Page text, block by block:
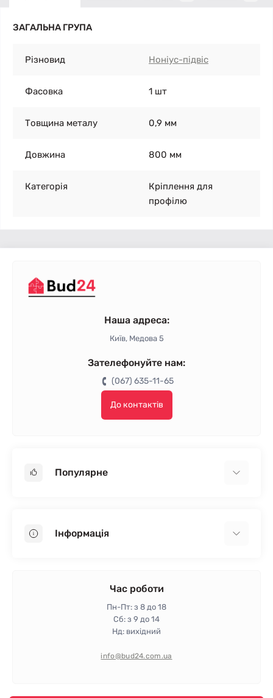
ЗАГАЛЬНА ГРУПА
Різновид Ноніус-підвіс
Фасовка 1 шт
Товщина металу 0,9 мм
Довжина 800 мм
Категорія
Кріплення для
профілю
Наша адреса:
Київ, Медова 5
Зателефонуйте нам:
(067) 635-11-65
До контактів
Популярне
Пінопласт
Інформація
Гарантія та повернення
Політика конфіденційності
Час роботи
Пн-Пт: з 8 до 18
Сб: з 9 до 14
Нд: вихідний
info@bud24.com.ua